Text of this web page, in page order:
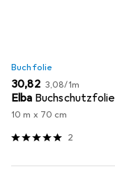
Buchfolie
EUR
30,82 EUR
3,08/1m
Elba Buchschutzfolie
10 m x 70 cm
2